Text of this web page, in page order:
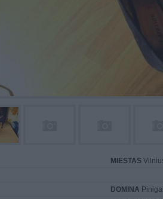
MIESTAS
DOMINA